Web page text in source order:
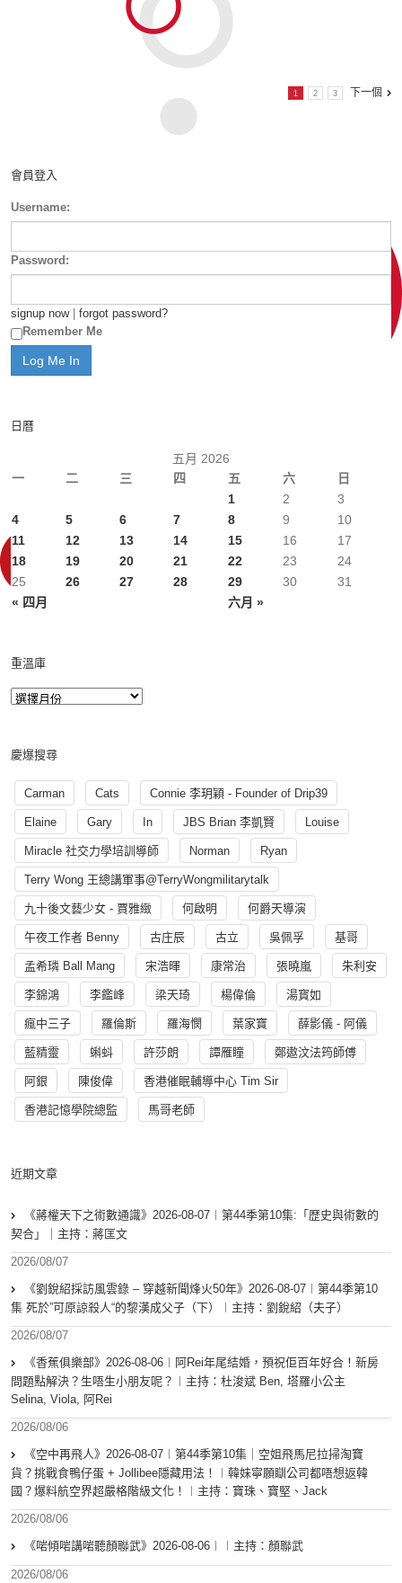
1 2 3 下一個
會員登入
Username:
Password:
signup now| forgot password?
Remember Me
日曆
五月 2026
一
二 三 四 五 六 日
« 四月 六月 »
1 2
3
4
5 6 7 8 9
10
11
12 13 14 15 16
17
18
19 20 21 22 23
24
25
26 27 28 29 30 31
重溫庫
慶爆搜尋
Carman Cats Connie 李玥穎 - Founder of Drip39
Elaine Gary In JBS Brian 李凱賢 Louise
Miracle 社交力學培訓導師 Norman Ryan
Terry Wong 王總講軍事@TerryWongmilitarytalk
九十後文藝少女 - 賈雅緻 何啟明 何爵天導演
午夜工作者 Benny 古庄辰 古立 吳佩孚 基哥
孟希璘 Ball Mang 宋浩暉 康常治 張曉嵐 朱利安
李錦鴻 李鑑峰 梁天琦 楊偉倫 湯寳如
瘋中三子 羅倫斯 羅海憫 葉家寶 薛影儀 - 阿儀
藍精靈 蝌蚪 許莎朗 譚雁瞳 鄭遨汶法筠師傅
阿銀 陳俊偉 香港催眠輔導中心 Tim Sir
香港記憶學院總監 馬哥老師
近期文章
《蔣權天下之術數通識》2026-08-07︱第44季第10集:「歴史與術數的
契合」｜主持：蔣匡文
2026/08/07
《劉銳紹採訪風雲錄 – 穿越新聞烽火50年》2026-08-07︱第44季第10
集 死於”可原諒殺人“的黎漢成父子（下）︱主持：劉銳紹（夫子）
2026/08/07
《香蕉俱樂部》2026-08-06︱阿Rei年尾結婚，預祝佢百年好合！新房
問題點解決？生唔生小朋友呢？︱主持：杜浚斌 Ben, 塔羅小公主
Selina, Viola, 阿Rei
2026/08/06
《空中再飛人》2026-08-07︱第44季第10集｜空姐飛馬尼拉掃淘寶
貨？挑戰食鴨仔蛋 + Jollibee隱藏用法！︱韓妹寧願瞓公司都唔想返韓
國？爆料航空界超嚴格階級文化！︱主持：寶珠、寶堅、Jack
2026/08/06
《啱傾啱講啱聽顏聯武》2026-08-06︱︱主持：顏聯武
2026/08/06